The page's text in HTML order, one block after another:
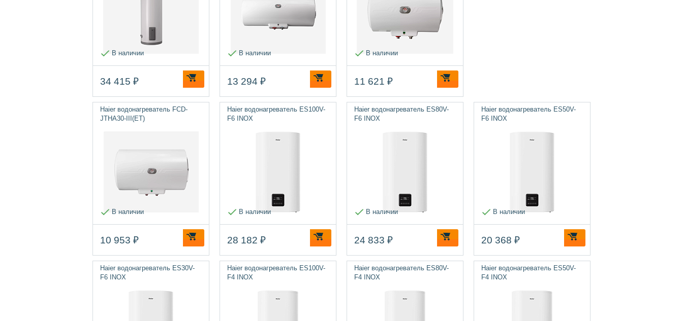
В наличии
34 415 ₽
В наличии
13 294 ₽
В наличии
11 621 ₽
Haier водонагреватель FCD-
JTHA30-III(ET)
В наличии
10 953 ₽
Haier водонагреватель ES100V-
F6 INOX
В наличии
28 182 ₽
Haier водонагреватель ES80V-
F6 INOX
В наличии
24 833 ₽
Haier водонагреватель ES50V-
F6 INOX
В наличии
20 368 ₽
Haier водонагреватель ES30V-
F6 INOX
Haier водонагреватель ES100V-
F4 INOX
Haier водонагреватель ES80V-
F4 INOX
Haier водонагреватель ES50V-
F4 INOX